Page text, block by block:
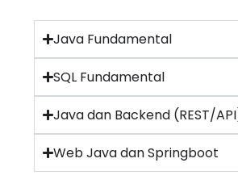
Java Fundamental
SQL Fundamental
Java dan Backend (REST/
Web Java dan Springboot